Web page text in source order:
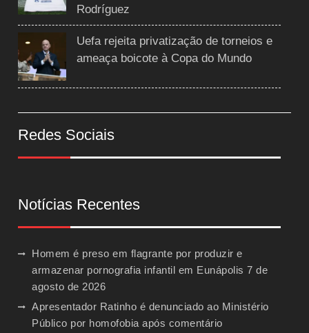
Rodríguez
Uefa rejeita privatização de torneios e
ameaça boicote à Copa do Mundo
Redes Sociais
Notícias Recentes
Homem é preso em flagrante por produzir e
armazenar pornografia infantil em Eunápolis 7 de
agosto de 2026
Apresentador Ratinho é denunciado ao Ministério
Público por homofobia após comentário